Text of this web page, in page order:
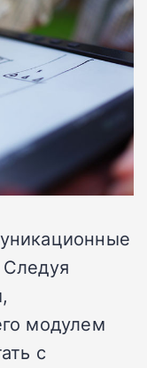
модулем
с